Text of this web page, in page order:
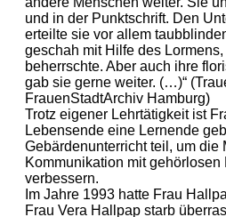
und in der Punktschrift. Den
erteilte sie vor allem
geschah mit Hilfe des
beherrschte. Aber auch ihre
gab sie gerne weiter. (…)“
FrauenStadtArchiv Hamburg)
Trotz eigener Lehrtätigkeit ist
Lebensende eine Lernende
Gebärdenunterricht teil, um die
Kommunikation mit gehörlosen
verbessern.
Im Jahre 1993 hatte Frau
Frau Vera Hallpap starb